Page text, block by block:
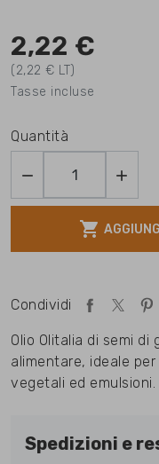
2,22 €
(2,22 € LT)
Tasse incluse
Quantità
 

Condividi
Olio Olitalia di semi di
alimentare, ideale
vegetali ed emulsioni.
Spedizioni e